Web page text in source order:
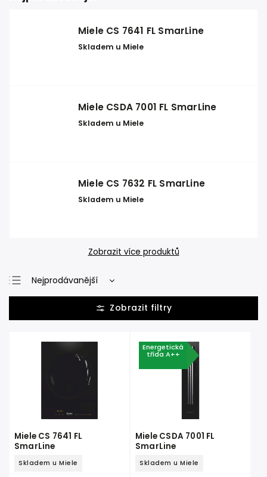
Miele CS 7641 FL SmarLine
Skladem u Miele
Miele CSDA 7001 FL SmarLine
Skladem u Miele
Miele CS 7632 FL SmarLine
Skladem u Miele
Zobrazit více produktů
Nejprodávanější
Nejlevnější
Nejdražší
Miele CS 7641 FL
SmarLine
Skladem u Miele
Energetická
třída A++
Miele CSDA 7001 FL
SmarLine
Skladem u Miele